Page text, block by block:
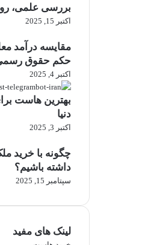
بررسی علمی،
اکتبر 15, 2025
حکم حقوق
اکتبر 4, 2025
بهترین هاست
دنیا
اکتبر 3, 2025
چگونه با خرید
داشته باشیم؟
سپتامبر 15, 2025
لینک های مفید